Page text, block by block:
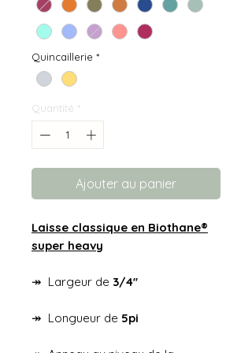
Quincaillerie *
Quantité *
Ajouter au panier
Laisse classique en Biothane®
super heavy
↠ Largeur de 3/4''
↠ Longueur de 5pi